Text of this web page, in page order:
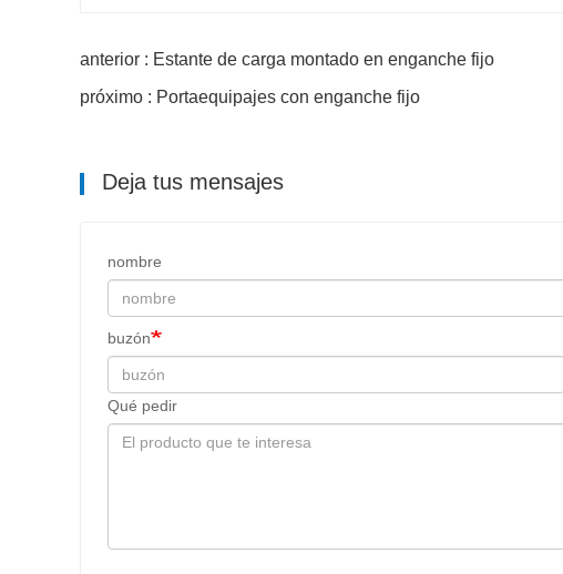
anterior : Estante de carga montado en enganche fijo
próximo : Portaequipajes con enganche fijo
Deja tus mensajes
nombre
buzón
Qué pedir